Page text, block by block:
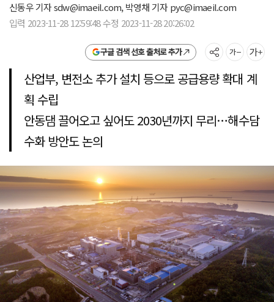
신동우 기자sdw@imaeil.com,박영채 기자pyc@imaeil.com
입력 2023-11-28 12:59:48 수정 2023-11-28 20:26:02
구글 검색 선호 출처로 추가
산업부, 변전소 추가 설치 등으로 공급용량 확대 계
획 수립
안동댐 끌어오고 싶어도 2030년까지 무리…해수담
수화 방안도 논의